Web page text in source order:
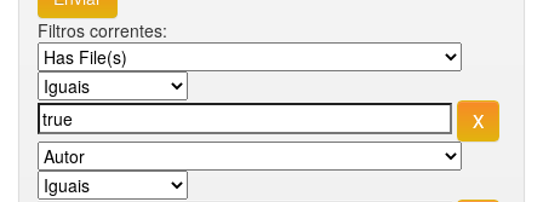
Filtros correntes: